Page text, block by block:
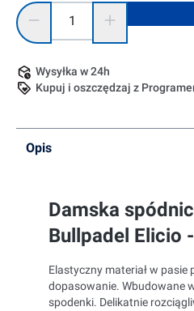
Ilość produktu: Wprowadź
Wysyłka w 24h
Kupuj i oszczędzaj z
Opis
Damska
Bullpadel Elicio
Elastyczny materiał w pasie
dopasowanie. Wbudowane
spodenki. Delikatnie